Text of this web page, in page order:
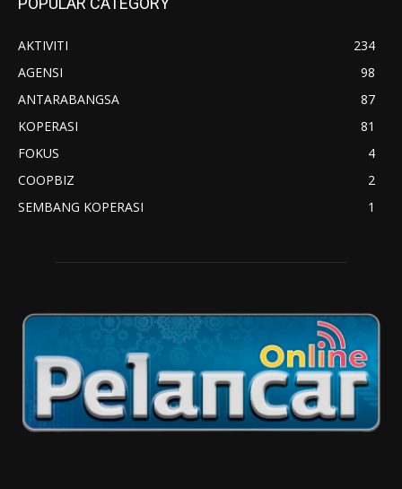
AKTIVITI
234
AGENSI
98
ANTARABANGSA
87
KOPERASI
81
FOKUS
4
COOPBIZ
2
SEMBANG KOPERASI
1